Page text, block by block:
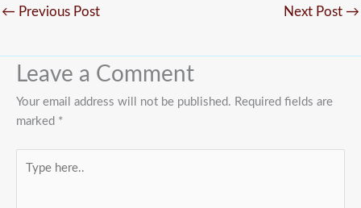
← Previous Post Next Post →
Leave a Comment
Your email address will not be published. Required fields are
marked *
here..